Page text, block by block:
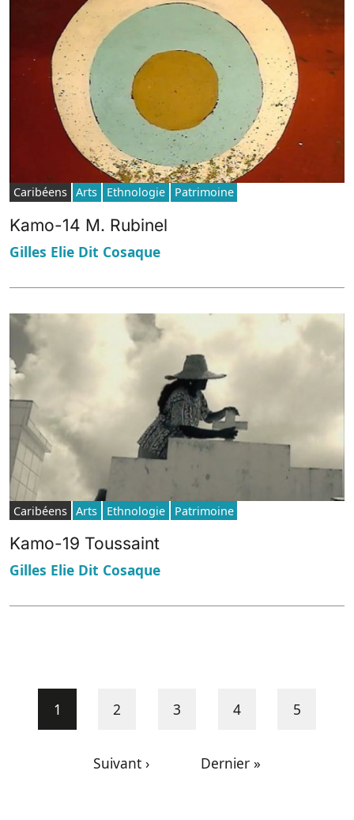
Caribéens Arts Ethnologie Patrimoine
Kamo-14 M. Rubinel
Gilles Elie Dit Cosaque
Caribéens Arts Ethnologie Patrimoine
Kamo-19 Toussaint
Gilles Elie Dit Cosaque
Pagination
Page courante
1 Page
2 Page
3 Page
4 Page
5
Page suivante
Suivant › Dernière page
Dernier »